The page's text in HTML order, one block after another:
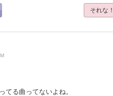
それな！
てる曲ってないよね。